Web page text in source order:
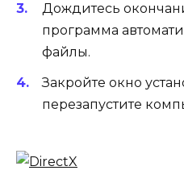
Дождитесь
программа
файлы.
Закройте окно
перезапустите